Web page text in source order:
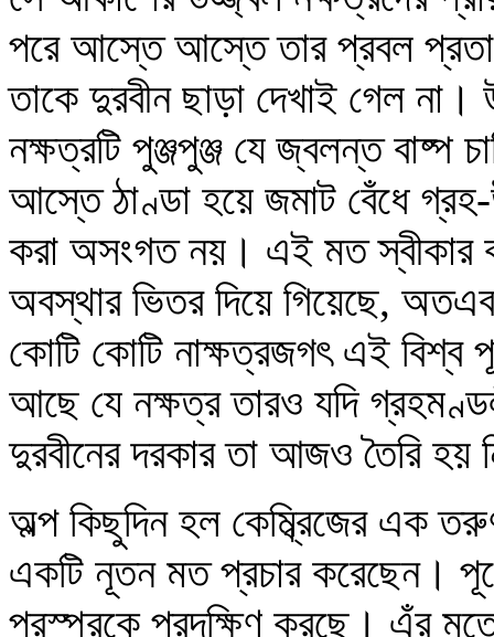
পরে আস্তে আস্তে তার প্রবল
তাকে দুরবীন ছাড়া দেখাই গেল
নক্ষত্রটি পুঞ্জপুঞ্জ যে জ্বলন্ত বাষ্প
আস্তে ঠাণ্ডা হয়ে জমাট বেঁধে গ্রহ-
করা অসংগত নয়। এই মত স্বীকার
অবস্থার ভিতর দিয়ে গিয়েছে,
কোটি কোটি নাক্ষত্রজগৎ এই বিশ্ব
আছে যে নক্ষত্র তারও যদি
দুরবীনের দরকার তা আজও তৈরি হয়
অল্প কিছুদিন হল কেম্ব্রিজের এক
একটি নূতন মত প্রচার করেছেন।
পরস্পরকে প্রদক্ষিণ করছে। এঁর